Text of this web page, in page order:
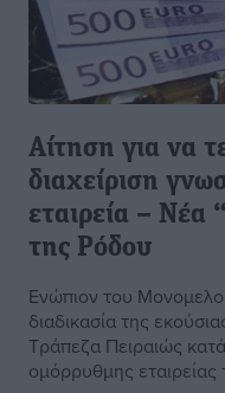
Αίτηση για να
διαχείριση
εταιρεία –
της Pόδου
Ενώπιον του
διαδικασία της
Τράπεζα Πειραιώς
ομόρρυθμης